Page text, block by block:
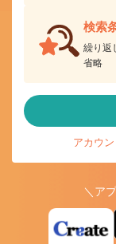
検索
繰り返
省略
アカウ
＼ア